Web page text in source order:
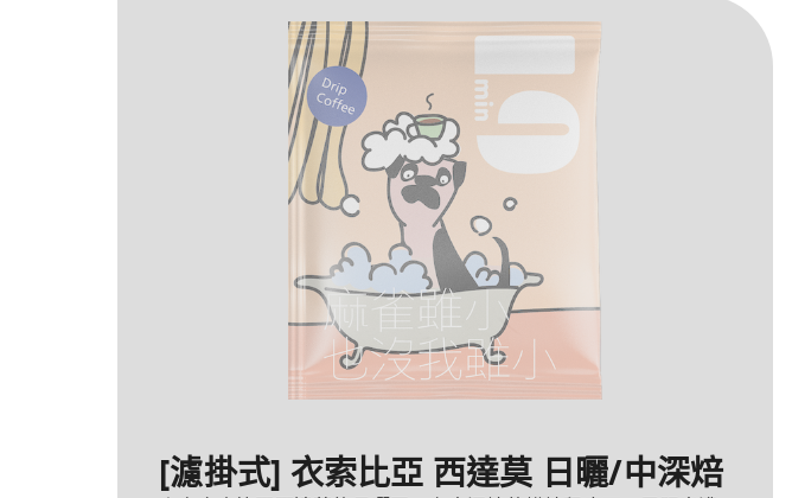
[濾掛式] 衣索比亞 西達莫 日曬/中深焙